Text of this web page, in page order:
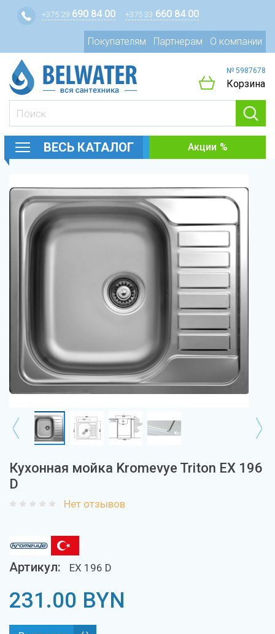
+375 29 690 84 00 +375 33 660 84 00
Покупателям Партнерам О компании
№ 5987678
Корзина
ВЕСЬ КАТАЛОГ Акции
Кухонная мойка Kromevye Triton EX 196
D
Нет отзывов
Артикул: EX 196 D
231.00 BYN